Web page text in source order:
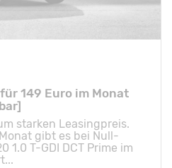
149 Euro im Monat
starken Leasingpreis.
gibt es bei Null-
1.0 T-GDI DCT Prime im